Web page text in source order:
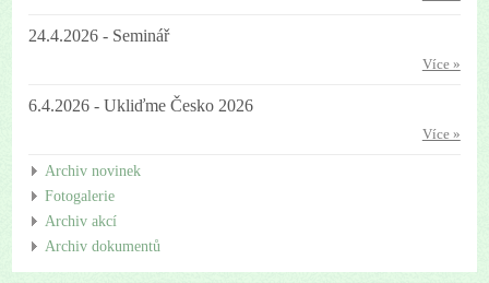
24.4.2026 - Seminář
Více »
6.4.2026 - Ukliďme Česko 2026
Více »
Archiv novinek
Fotogalerie
Archiv akcí
Archiv dokumentů